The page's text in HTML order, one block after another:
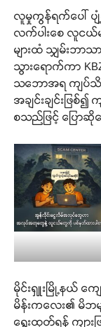
လူမှုကွန်ရက်ပေါ် ပ
လက်ပါးစေ လူငယ်
များထံ သျှမ်းဘာသ
သွားရောက်ကာ
သဘောအရ ကျပ်သိ
အချင်းချင်းဖြစ်၍
စသည်ဖြင့် ပြော
မိုင်းရှူးမြို့နယ် က
မိန်းကလေး၏ မိဘ
ရွေးထုတ်ရန် ကျား